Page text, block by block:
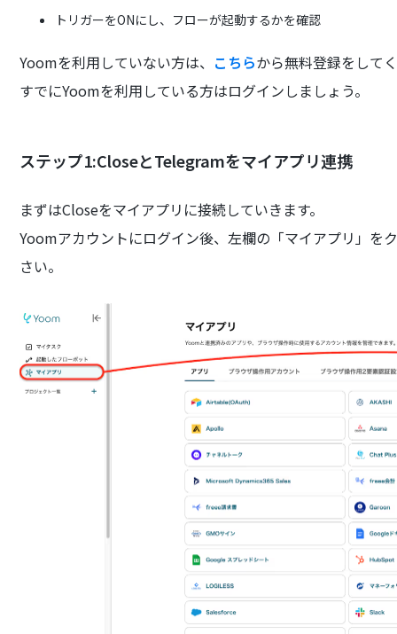
トリガーをONにし、フローが起動するかを確認
Yoomを利用していない方は、 こちらから無料登録をして
すでにYoomを利用している方はログインしましょう。
ステップ1:CloseとTelegramをマイアプリ連携
まずはCloseをマイアプリに接続していきます。
Yoomアカウントにログイン後、左欄の「マイアプリ」を
さい。